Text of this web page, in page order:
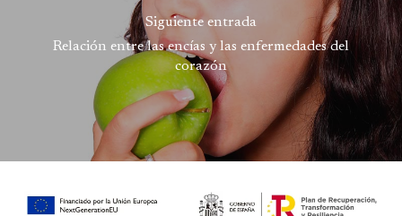
Siguiente entrada
Relación entre las encías y las enfermedades del
corazón